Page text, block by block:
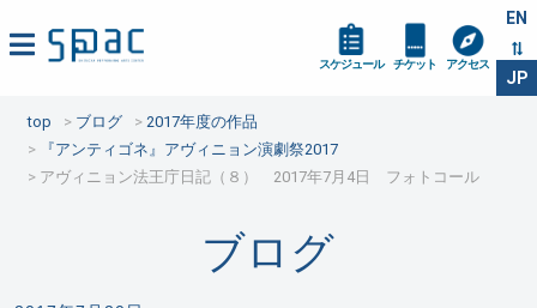
EN
JP
スケジュール チケット アクセス
top ブログ
2017年度の作品
『アンティゴネ』アヴィニョン演劇祭2017
アヴィニョン法王庁日記（８） 2017年7月4日 フォトコール
ブログ